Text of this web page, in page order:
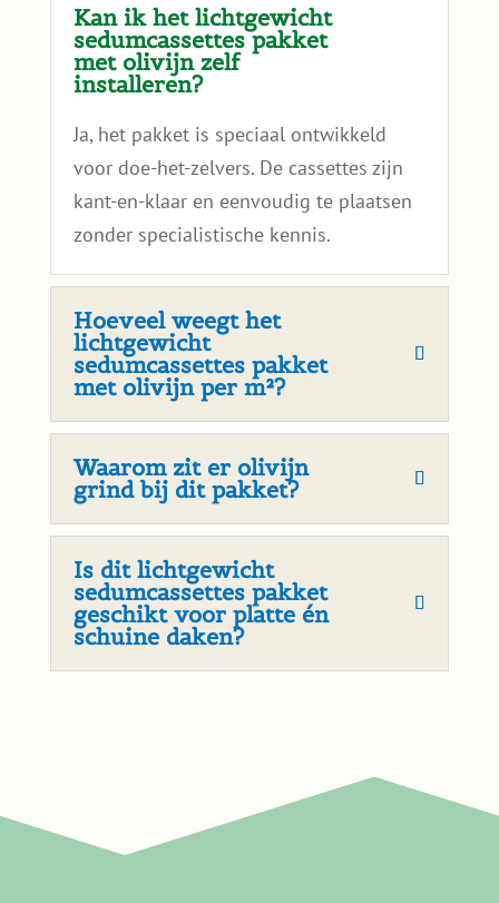
Kan ik het lichtgewicht
sedumcassettes pakket
met olivijn zelf
installeren?
Ja, het pakket is speciaal ontwikkeld
voor doe-het-zelvers. De cassettes zijn
kant-en-klaar en eenvoudig te plaatsen
zonder specialistische kennis.
Hoeveel weegt het
lichtgewicht
sedumcassettes pakket
met olivijn per m²?
Waarom zit er olivijn
grind bij dit pakket?
Is dit lichtgewicht
sedumcassettes pakket
geschikt voor platte én
schuine daken?